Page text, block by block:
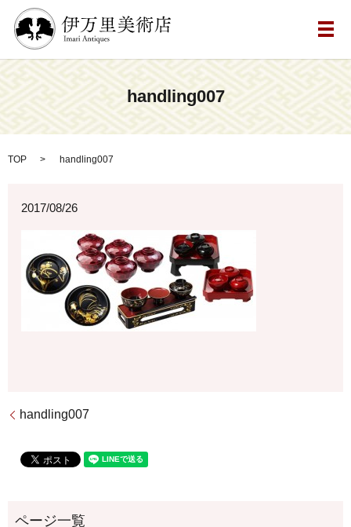
メ
handling007
TOP handling007
2017/08/26
handling007